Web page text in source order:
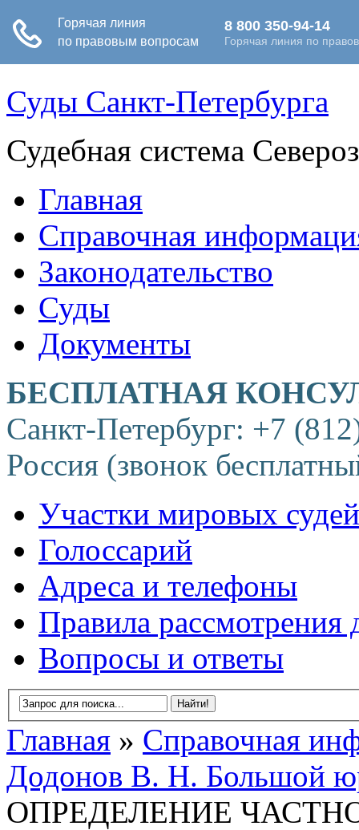
Суды Санкт-Петербурга
Судебная система
Главная
Справочная
Законодательство
Суды
Документы
БЕСПЛАТНАЯ
Санкт-Петербург: +7
Россия (звонок
Участки мировых судей
Голоссарий
Адреса и телефоны
Правила рассмотрения
Вопросы и ответы
Главная » Справочная
Додонов В. Н. Большой
ОПРЕДЕЛЕНИЕ